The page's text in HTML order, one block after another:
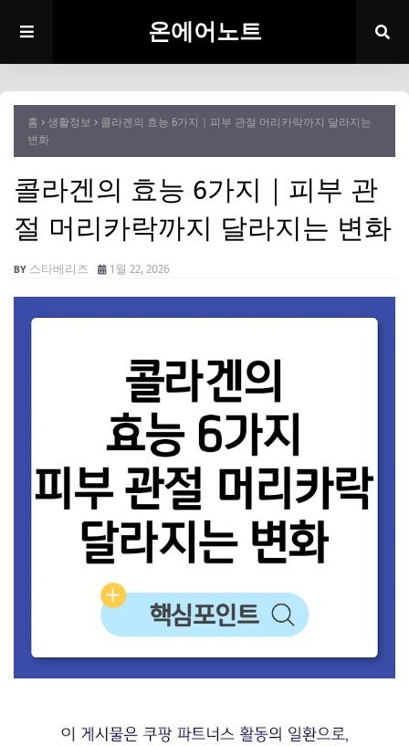
온에어노트
홈 생활정보
콜라겐의 효능 6가지｜피부 관절 머리카락까지 달라지는
변화
콜라겐의 효능 6가지｜피부 관
절 머리카락까지 달라지는 변화
스타베리즈 1월 22, 2026